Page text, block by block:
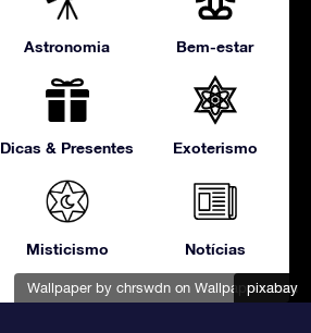
Wallpaper by chrswdn on Wallpapers.com
pixabay
pixabay
Astronomia Bem-estar
Dicas & Presentes Exoterismo
Misticismo Notícias